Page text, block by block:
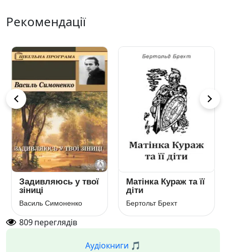
Рекомендації
Задивляюсь у твої
зіниці
Василь Симоненко
Матінка Кураж та її
діти
Бертольт Брехт
809переглядів
Аудіокниги 🎵